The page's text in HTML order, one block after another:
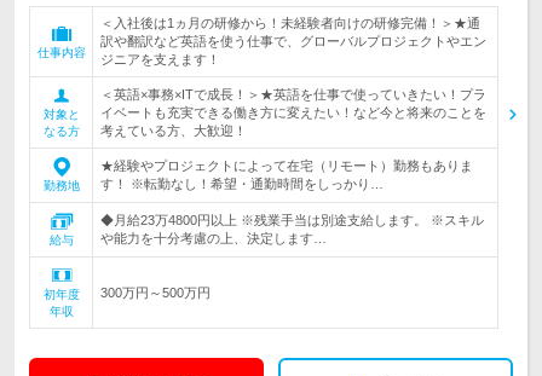
仕事内容
＜入社後は1ヵ月の研修から！未経験者向けの研修完備！＞★通
訳や翻訳など英語を使う仕事で、グローバルプロジェクトやエン
ジニアを支えます！
対象と
なる方
＜英語×事務×ITで成長！＞★英語を仕事で使っていきたい！プラ
イベートも充実できる働き方に変えたい！など今と将来のことを
考えている方、大歓迎！
勤務地
★経験やプロジェクトによって在宅（リモート）勤務もありま
す！ ※転勤なし！希望・通勤時間をしっかり…
給与
◆月給23万4800円以上 ※残業手当は別途支給します。 ※スキル
や能力を十分考慮の上、決定します…
初年度
年収
300万円～500万円